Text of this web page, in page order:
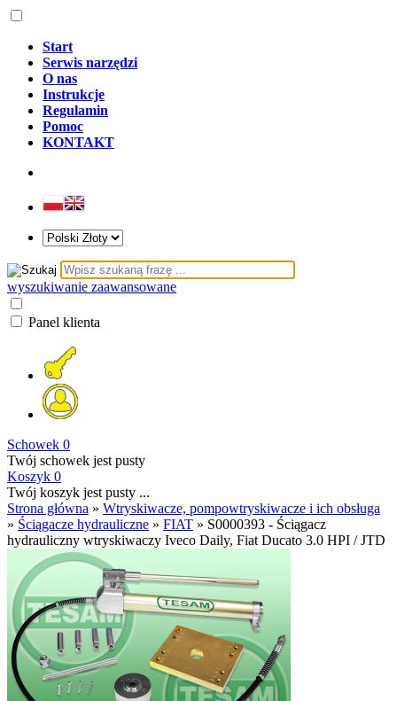
Start
Serwis narzędzi
O nas
Instrukcje
Regulamin
Pomoc
KONTAKT
wyszukiwanie zaawansowane
Panel klienta
Schowek 0
Twój schowek jest pusty
Koszyk 0
Twój koszyk jest pusty ...
Strona główna » Wtryskiwacze, pompowtryskiwacze i ich obsługa
» Ściągacze hydrauliczne » FIAT » S0000393 - Ściągacz
hydrauliczny wtryskiwaczy Iveco Daily, Fiat Ducato 3.0 HPI / JTD